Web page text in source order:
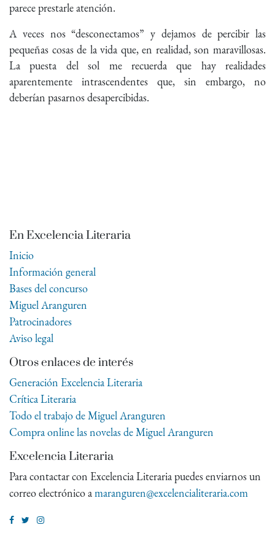
parece prestarle atención.
A veces nos “desconectamos” y dejamos de percibir las
pequeñas cosas de la vida que, en realidad, son maravillosas.
La puesta del sol me recuerda que hay realidades
aparentemente intrascendentes que, sin embargo, no
deberían pasarnos desapercibidas.
En Excelencia Literaria
Inicio
Información general
Bases del concurso
Miguel Aranguren
Patrocinadores
Aviso legal
Otros enlaces de interés
Generación Excelencia Literaria
Crítica Literaria
Todo el trabajo de Miguel Aranguren
Compra online las novelas de Miguel Aranguren
Excelencia Literaria
Para contactar con Excelencia Literaria puedes enviarnos un
correo electrónico amaranguren@excelencialiteraria.com